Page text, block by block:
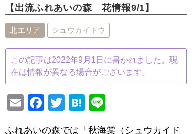
【出流ふれあいの森 花情報9/1】
北エリア シュウカイドウ
この記事は2022年9月1日に書かれました。現
在は情報が異なる場合がございます。
E
F
T
H
ふれあいの森では「秋海棠（シュウカイド